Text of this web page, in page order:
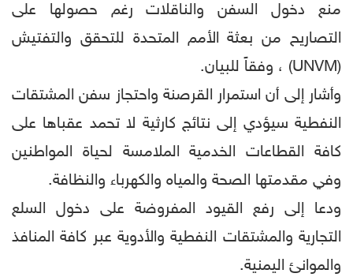
منع دخول السفن والناقلات رغم حصولها على
التصاريح من بعثة الأمم المتحدة للتحقق والتفتيش
(UNVM) ، وفقاً للبيان.
وأشار إلى أن استمرار القرصنة واحتجاز سفن المشتقات
النفطية سيؤدي إلى نتائج كارثية لا تحمد عقباها على
كافة القطاعات الخدمية الملامسة لحياة المواطنين
وفي مقدمتها الصحة والمياه والكهرباء والنظافة.
ودعا إلى رفع القيود المفروضة على دخول السلع
التجارية والمشتقات النفطية والأدوية عبر كافة المنافذ
والموانئ اليمنية.